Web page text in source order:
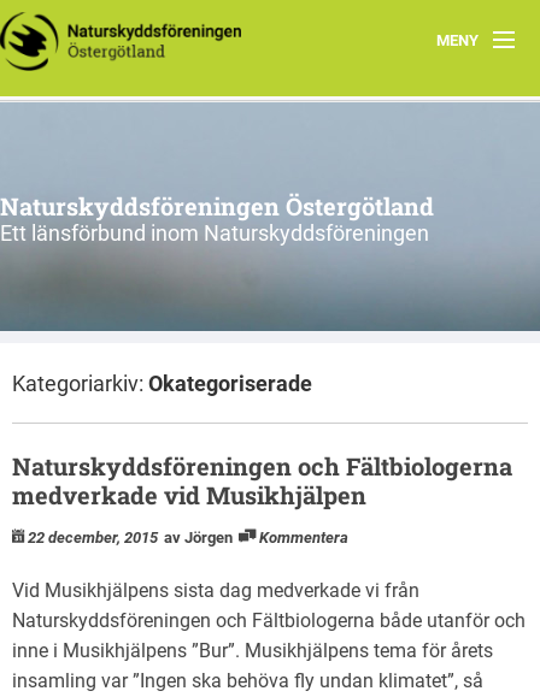
MENY
Aktuellt
Natur i Östergötland
Kretsar
Naturskyddsföreningen Östergötland
Ett länsförbund inom Naturskyddsföreningen
Kategoriarkiv: Okategoriserade
Naturskyddsföreningen och Fältbiologerna
medverkade vid Musikhjälpen
22 december, 2015 av Jörgen Kommentera
Vid Musikhjälpens sista dag medverkade vi från
Naturskyddsföreningen och Fältbiologerna både utanför och
inne i Musikhjälpens ”Bur”. Musikhjälpens tema för årets
insamling var ”Ingen ska behöva fly undan klimatet”, så